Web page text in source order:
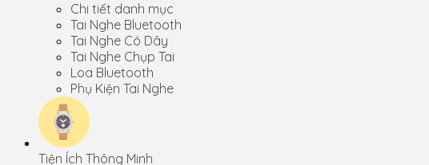
Chi tiết danh mục
Tai Nghe Bluetooth
Tai Nghe Có Dây
Tai Nghe Chụp Tai
Loa Bluetooth
Phụ Kiện Tai Nghe
Tiện Ích Thông Minh